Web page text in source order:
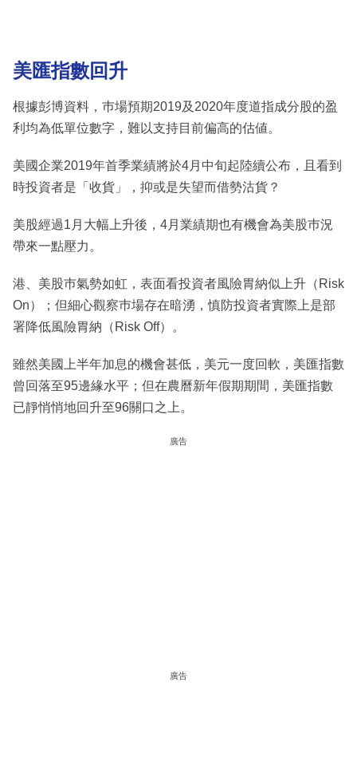
美匯指數回升
根據彭博資料，巿場預期2019及2020年度道指成分股的盈
利均為低單位數字，難以支持目前偏高的估値。
美國企業2019年首季業績將於4月中旬起陸續公布，且看到
時投資者是「收貨」，抑或是失望而借勢沽貨？
美股經過1月大幅上升後，4月業績期也有機會為美股巿況
帶來一點壓力。
港、美股巿氣勢如虹，表面看投資者風險胃納似上升（Risk
On）；但細心觀察巿場存在暗湧，慎防投資者實際上是部
署降低風險胃納（Risk Off）。
雖然美國上半年加息的機會甚低，美元一度回軟，美匯指數
曾回落至95邊緣水平；但在農曆新年假期期間，美匯指數
已靜悄悄地回升至96關口之上。
廣告
廣告